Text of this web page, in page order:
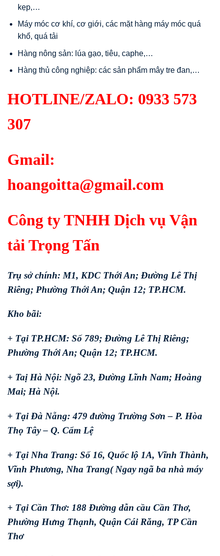
kẹp,…
Máy móc cơ khí, cơ giới, các mặt hàng máy móc quá
khổ, quá tải
Hàng nông sản: lúa gạo, tiêu, caphe,…
Hàng thủ công nghiệp: các sản phẩm mây tre đan,…
HOTLINE/ZALO: 0933 573
307
Gmail:
hoangoitta@gmail.com
Công ty TNHH Dịch vụ Vận
tải Trọng Tấn
Trụ sở chính: M1, KDC Thới An; Đường Lê Thị
Riêng; Phường Thới An; Quận 12; TP.HCM.
Kho bãi:
+ Tại TP.HCM: Số 789; Đường Lê Thị Riêng;
Phường Thới An; Quận 12; TP.HCM.
+ Taị Hà Nội: Ngõ 23, Đường Lĩnh Nam; Hoàng
Mai; Hà Nội.
+ Tại Đà Nẵng: 479 đường Trường Sơn – P. Hòa
Thọ Tây – Q. Cẩm Lệ
+ Tại Nha Trang: Số 16, Quốc lộ 1A, Vĩnh Thành,
Vĩnh Phương, Nha Trang( Ngay ngã ba nhà máy
sợi).
+ Tại Cần Thơ: 188 Đường dẫn cầu Cần Thơ,
Phường Hưng Thạnh, Quận Cái Răng, TP Cần
Thơ